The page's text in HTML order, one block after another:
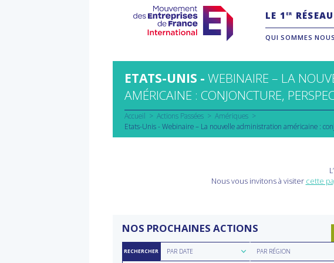
LE 1 ER
QUI SOMMES NOUS
ETATS-UNIS - WEBINAIRE – LA
AMÉRICAINE : CONJONCTURE,
Accueil Actions Passées
Amériques
Etats-Unis - Webinaire – La nouvelle administration américaine :
Nous vous invitons à visiter cette
NOS PROCHAINES ACTIONS
RECHERCHER Rechercher
parPAR DATE
Rechercher
parPAR RÉGION